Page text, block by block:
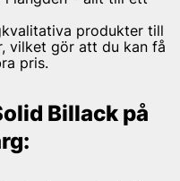
produkter till
vilket gör att du kan få
pris.
Billack på